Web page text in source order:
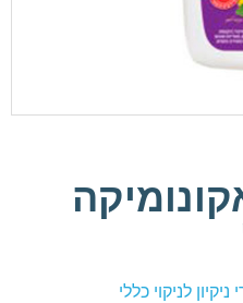
ניקיון לניקוי כללי